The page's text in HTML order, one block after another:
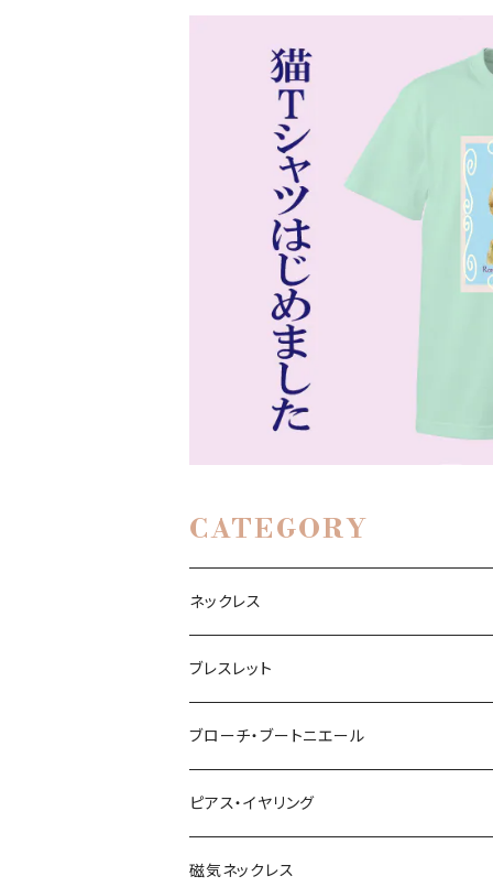
CATEGORY
ネックレス
ブレスレット
ブローチ・ブートニエール
ピアス・イヤリング
磁気ネックレス